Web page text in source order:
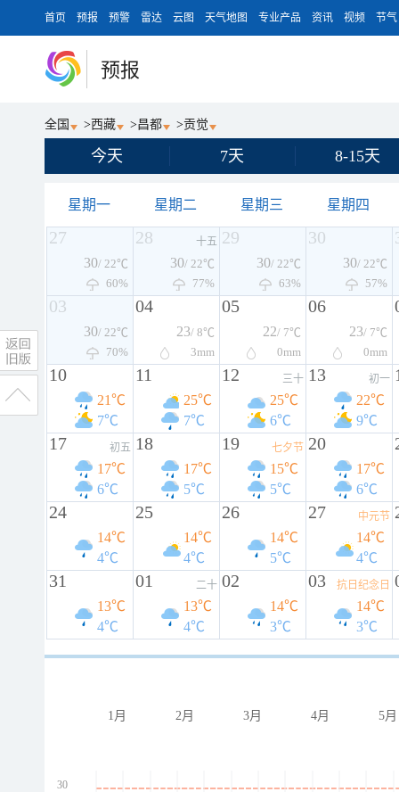
首页 预报 预警 雷达 云图 天气地图 专业产品 资讯 视频 节气
预报
全国 >西藏 >昌都 >贡觉
今天 7天 8-15天
星期一 星期二 星期三 星期四
27
30/ 22℃
60%
28 十五
30/ 22℃
77%
29
30/ 22℃
63%
30
30/ 22℃
57%
03
30/ 22℃
70%
04
23/ 8℃
3mm
05
22/ 7℃
0mm
06
23/ 7℃
0mm
10
21℃
7℃
11
25℃
7℃
12 三十
25℃
6℃
13 初一
22℃
9℃
17 初五
17℃
6℃
18
17℃
5℃
19 七夕节
15℃
5℃
20
17℃
6℃
24
14℃
4℃
25
14℃
4℃
26
14℃
5℃
27 中元节
14℃
4℃
31
13℃
4℃
01 二十
13℃
4℃
02
14℃
3℃
03 抗日纪念日
14℃
3℃
1月 2月 3月 4月 5月
30